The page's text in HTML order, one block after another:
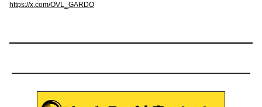
https://x.com/OVL_GARDO